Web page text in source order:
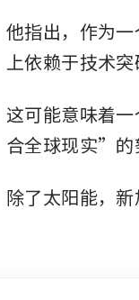
他指出，作为
上依赖于技术突
这可能意味着
合全球现实”的
除了太阳能，